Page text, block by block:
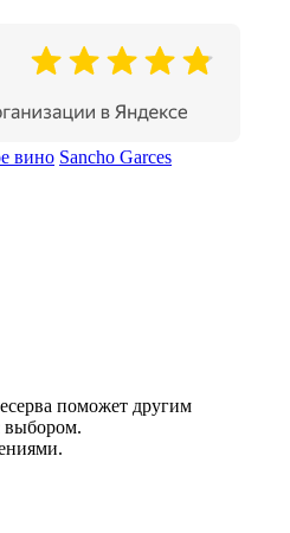
вино Sancho Garces
поможет другим
выбором.